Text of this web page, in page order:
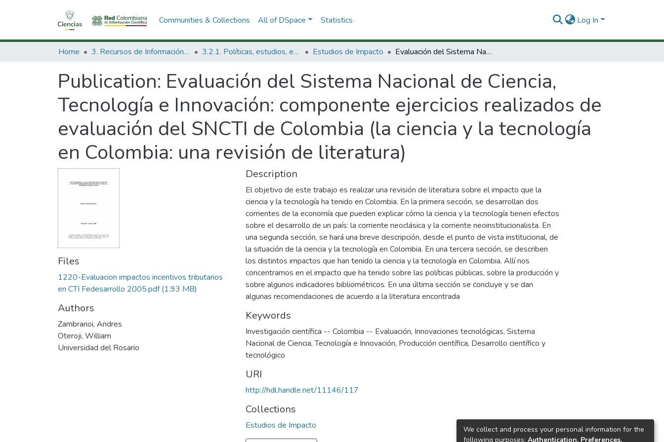
Communities & Collections All of DSpace Statistics Log In
Home 3. Recursos de Información Científica y Tecnológica 3.2.1. Políticas, estudios, evaluaciones e indicadores de CTeI Estudios de Impacto Evaluación del Sistema Nacional de Ciencia, Tecnología e Innovación: componente ejercicios realizados de evaluación del SNCTI de Colombia (la ciencia y la tecnología en Colombia: una revisión de literatura)
Publication: Evaluación del Sistema Nacional de Ciencia,
Tecnología e Innovación: componente ejercicios realizados de
evaluación del SNCTI de Colombia (la ciencia y la tecnología
en Colombia: una revisión de literatura)
Files
1220-Evaluacion impactos incentivos tributarios
en CTI Fedesarrollo 2005.pdf(1.93 MB)
Authors
Zambranoi, Andres
Oteroji, William
Universidad del Rosario
Description
El objetivo de este trabajo es realizar una revisión de literatura sobre el impacto que la
ciencia y la tecnología ha tenido en Colombia. En la primera sección, se desarrollan dos
corrientes de la economía que pueden explicar cómo la ciencia y la tecnología tienen efectos
sobre el desarrollo de un país: la corriente neoclásica y la corriente neoinstitucionalista. En
una segunda sección, se hará una breve descripción, desde el punto de vista institucional, de
la situación de la ciencia y la tecnología en Colombia. En una tercera sección, se describen
los distintos impactos que han tenido la ciencia y la tecnología en Colombia. Allí nos
concentramos en el impacto que ha tenido sobre las políticas públicas, sobre la producción y
sobre algunos indicadores bibliométricos. En una última sección se concluye y se dan
algunas recomendaciones de acuerdo a la literatura encontrada
Keywords
Investigación científica -- Colombia -- Evaluación, Innovaciones tecnológicas, Sistema
Nacional de Ciencia, Tecnología e Innovación, Producción científica, Desarrollo científico y
tecnológico
URI
http://hdl.handle.net/11146/117
Collections
Estudios de Impacto
We collect and process your personal information for the
following purposes: Authentication, Preferences,